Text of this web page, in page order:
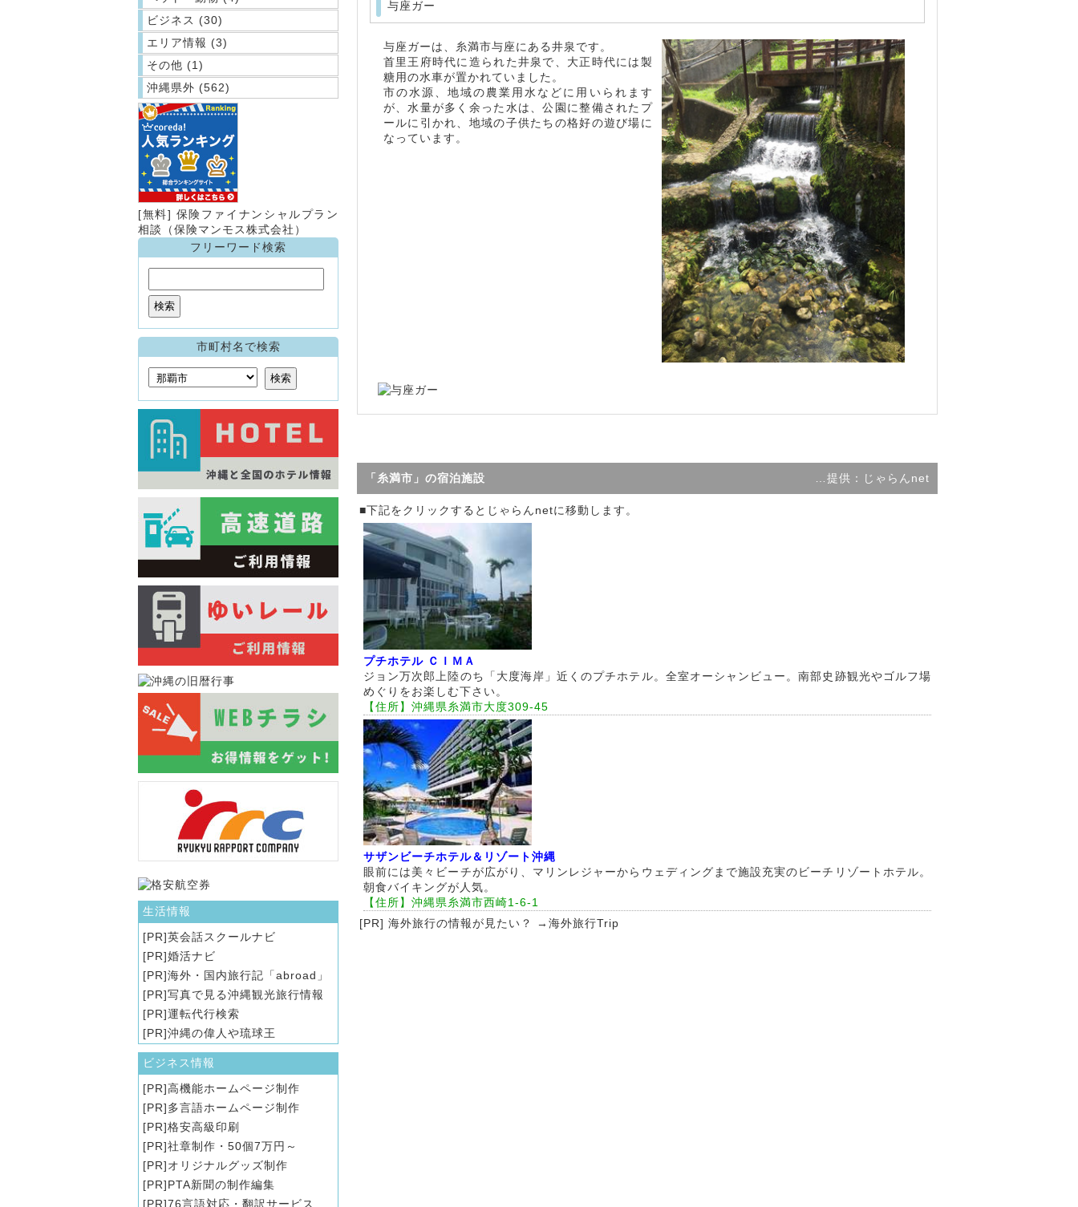
ビジネス (30)
エリア情報 (3)
その他 (1)
沖縄県外 (562)
[無料] 保険ファイナンシャルプラン
相談（保険マンモス株式会社）
フリーワード検索
市町村名で検索
生活情報
英会話スクールナビ
婚活ナビ
海外・国内旅行記「abroad」
写真で見る沖縄観光旅行情報
運転代行検索
沖縄の偉人や琉球王
ビジネス情報
高機能ホームページ制作
多言語ホームページ制作
格安高級印刷
社章制作・50個7万円～
オリジナルグッズ制作
PTA新聞の制作編集
76言語対応・翻訳サービス
与座ガー
与座ガーは、糸満市与座にある井泉です。
首里王府時代に造られた井泉で、大正時代には製
糖用の水車が置かれていました。
市の水源、地域の農業用水などに用いられます
が、水量が多く余った水は、公園に整備されたプ
ールに引かれ、地域の子供たちの格好の遊び場に
なっています。
「糸満市」の宿泊施設 …提供：じゃらんnet
■下記をクリックするとじゃらんnetに移動します。
プチホテル ＣＩＭＡ
ジョン万次郎上陸のち「大度海岸」近くのプチホテル。全室オーシャンビュー。南部史跡観光やゴルフ場
めぐりをお楽しむ下さい。
【住所】沖縄県糸満市大度309-45
サザンビーチホテル＆リゾート沖縄
眼前には美々ビーチが広がり、マリンレジャーからウェディングまで施設充実のビーチリゾートホテル。
朝食バイキングが人気。
【住所】沖縄県糸満市西崎1-6-1
[PR] 海外旅行の情報が見たい？ → 海外旅行Trip